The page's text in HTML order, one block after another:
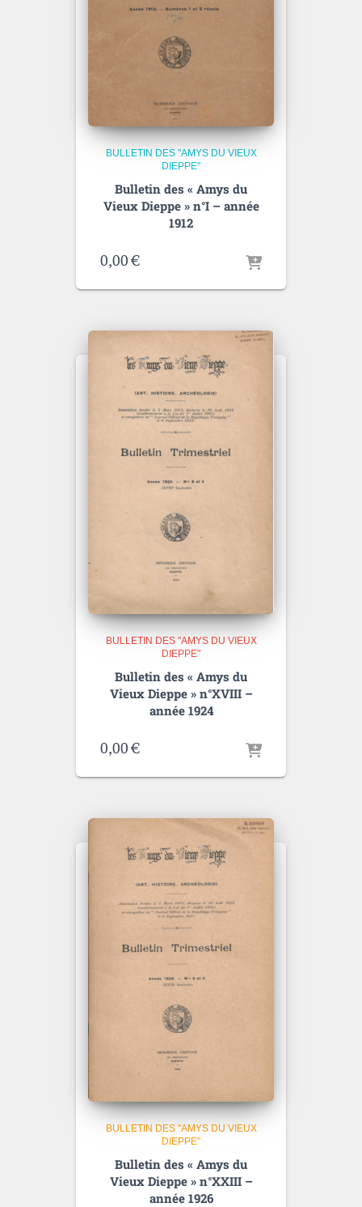
BULLETIN DES "AMYS DU VIEUX
DIEPPE"
Bulletin des « Amys du
Vieux Dieppe » n°I – année
1912
0,00€
BULLETIN DES "AMYS DU VIEUX
DIEPPE"
Bulletin des « Amys du
Vieux Dieppe » n°XVIII –
année 1924
0,00€
BULLETIN DES "AMYS DU VIEUX
DIEPPE"
Bulletin des « Amys du
Vieux Dieppe » n°XXIII –
année 1926